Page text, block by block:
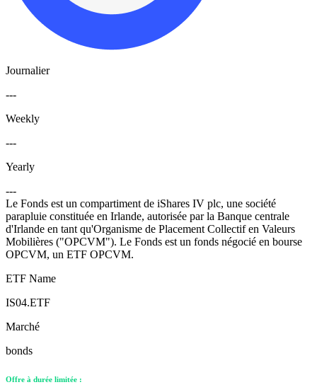
Journalier
---
Weekly
---
Yearly
---
Le Fonds est un compartiment de iShares IV plc, une société
parapluie constituée en Irlande, autorisée par la Banque centrale
d'Irlande en tant qu'Organisme de Placement Collectif en Valeurs
Mobilières ("OPCVM"). Le Fonds est un fonds négocié en bourse
OPCVM, un ETF OPCVM.
ETF Name
IS04.ETF
Marché
bonds
Offre à durée limitée :